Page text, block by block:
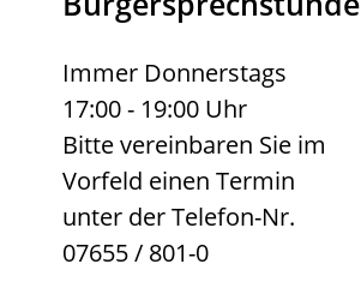
Immer Donnerstags
17:00 - 19:00 Uhr
Bitte vereinbaren Sie im
Vorfeld einen Termin
unter der Telefon-Nr.
07655 / 801-0